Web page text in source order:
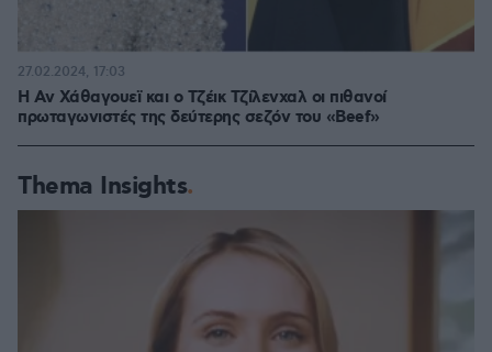
Η Αν Χάθαγουεϊ και ο Τζέικ Τζίλενχαλ οι πιθανοί
πρωταγωνιστές της δεύτερης σεζόν του «Beef»
27.02.2024, 17:03
Thema Insights